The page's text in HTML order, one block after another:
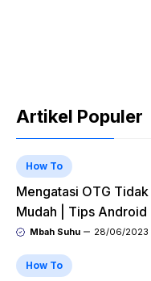
Artikel Populer
How To
Mengatasi OTG
Mudah | Tips Android
Mbah Suhu 28/06/2023
How To